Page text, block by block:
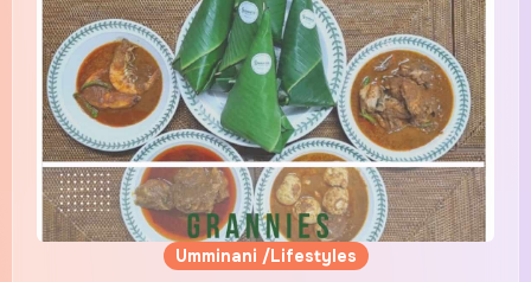
Umminani /Lifestyles